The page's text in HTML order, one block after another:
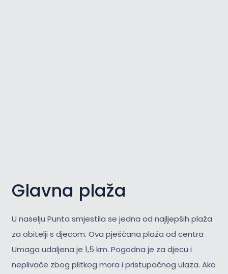
Glavna plaža
U naselju Punta smjestila se jedna od najljepših plaža
za obitelji s djecom. Ova pješčana plaža od centra
Umaga udaljena je 1,5 km. Pogodna je za djecu i
neplivače zbog plitkog mora i pristupačnog ulaza. Ako